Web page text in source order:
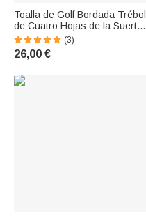
Toalla de Golf Bordada Trébol
de Cuatro Hojas de la Suerte
con Iniciales y Texto Multicolor
100% Algodón Accesorio
Deportivo Regalo para Amante
(3)
26,00 €